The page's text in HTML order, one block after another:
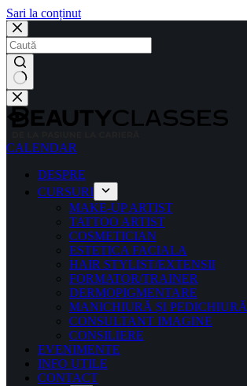
Sari la conținut
CALENDAR
DESPRE
CURSURI
MAKE-UP ARTIST
TATTOO ARTIST
COSMETICIAN
ESTETICA FACIALA
HAIR STYLIST/EXTENSII
FORMATOR/TRAINER
DERMOPIGMENTARE
MANICHIURĂ ȘI PEDICHIURĂ
CONSULTANT IMAGINE
CONSILIERE
EVENIMENTE
INFO UTILE
CONTACT